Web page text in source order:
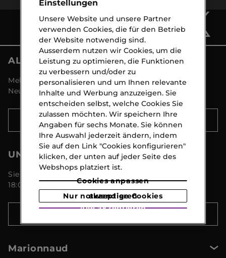
ALLE NEWS VON MARIONNAUD
Melden Sie sich an und entdecken Sie alle
Neuigkeiten und Aktionen!
ANMELDEN
UNSER KUNDENSERVICE
Sie erreichen uns Montags bis Freitags von 09:00 -
18:00 Uhr unter 044 8 267 267
Marionnaud
Einstellungen
Unsere Website und unsere Partner
verwenden Cookies, die für den Betrieb
der Website notwendig sind.
Ausserdem nutzen wir Cookies, um die
Leistung zu optimieren, die Funktionen
zu verbessern und/oder zu
personalisieren und um Ihnen relevante
Inhalte und Werbung anzuzeigen. Sie
entscheiden selbst, welche Cookies Sie
zulassen möchten. Wir speichern Ihre
Angaben für sechs Monate. Sie können
Ihre Auswahl jederzeit ändern, indem
Sie auf den Link "Cookies konfigurieren"
klicken, der unten auf jeder Seite des
Webshops platziert ist.
Cookies anpassen
Nur notwendige Cookies akzeptieren
Alle akzeptieren